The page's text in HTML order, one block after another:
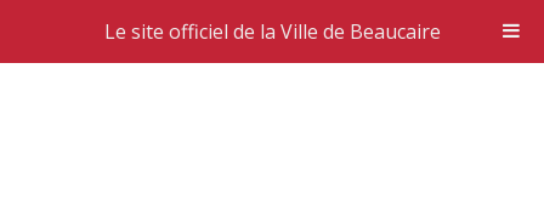
Le site officiel de la Ville de Beaucaire